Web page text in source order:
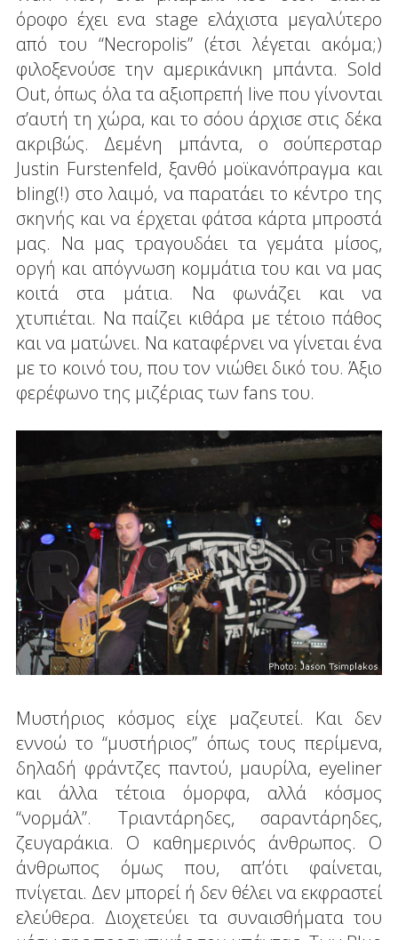
όροφο έχει ενα stage ελάχιστα μεγαλύτερο
από του “Necropolis” (έτσι λέγεται ακόμα;)
φιλοξενούσε την αμερικάνικη μπάντα. Sold
Out, όπως όλα τα αξιοπρεπή live που γίνονται
σ’αυτή τη χώρα, και το σόου άρχισε στις δέκα
ακριβώς. Δεμένη μπάντα, ο σούπερσταρ
Justin Furstenfeld, ξανθό μοϊκανόπραγμα και
bling(!) στο λαιμό, να παρατάει το κέντρο της
σκηνής και να έρχεται φάτσα κάρτα μπροστά
μας. Να μας τραγουδάει τα γεμάτα μίσος,
οργή και απόγνωση κομμάτια του και να μας
κοιτά στα μάτια. Να φωνάζει και να
χτυπιέται. Να παίζει κιθάρα με τέτοιο πάθος
και να ματώνει. Να καταφέρνει να γίνεται ένα
με το κοινό του, που τον νιώθει δικό του. Άξιο
φερέφωνο της μιζέριας των fans του.
Μυστήριος κόσμος είχε μαζευτεί. Και δεν
εννοώ το “μυστήριος” όπως τους περίμενα,
δηλαδή φράντζες παντού, μαυρίλα, eyeliner
και άλλα τέτοια όμορφα, αλλά κόσμος
“νορμάλ”. Tριαντάρηδες, σαραντάρηδες,
ζευγαράκια. Ο καθημερινός άνθρωπος. Ο
άνθρωπος όμως που, απ’ότι φαίνεται,
πνίγεται. Δεν μπορεί ή δεν θέλει να εκφραστεί
ελεύθερα. Διοχετεύει τα συναισθήματα του